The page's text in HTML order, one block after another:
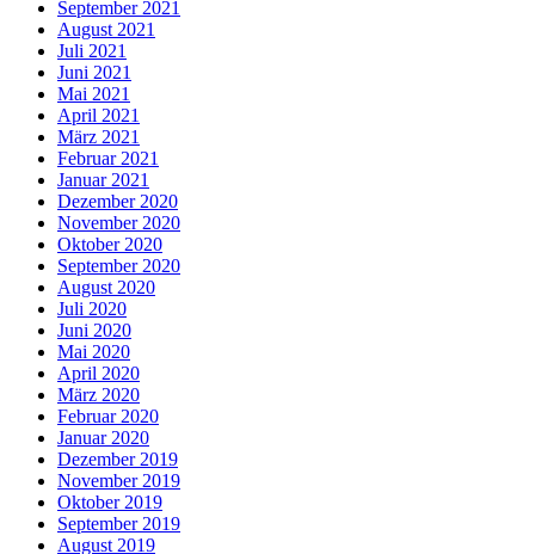
September 2021
August 2021
Juli 2021
Juni 2021
Mai 2021
April 2021
März 2021
Februar 2021
Januar 2021
Dezember 2020
November 2020
Oktober 2020
September 2020
August 2020
Juli 2020
Juni 2020
Mai 2020
April 2020
März 2020
Februar 2020
Januar 2020
Dezember 2019
November 2019
Oktober 2019
September 2019
August 2019